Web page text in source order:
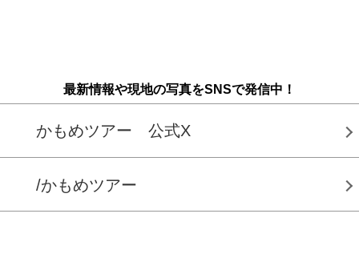
最新情報や現地の写真をSNSで発信中！
かもめツアー 公式X
/かもめツアー